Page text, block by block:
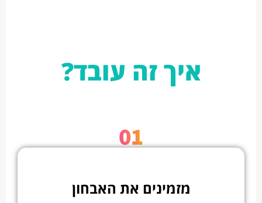
איך זה עובד?
01
מזמינים את האבחון